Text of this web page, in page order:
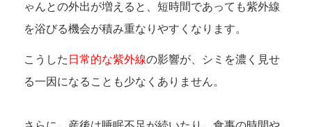
ゃんとの外出が増えると、短時間であっても紫外線
を浴びる機会が積み重なりやすくなります。
こうした 日常的な紫外線の影響が、シミを濃く見せ
る一因になることも少なくありません。